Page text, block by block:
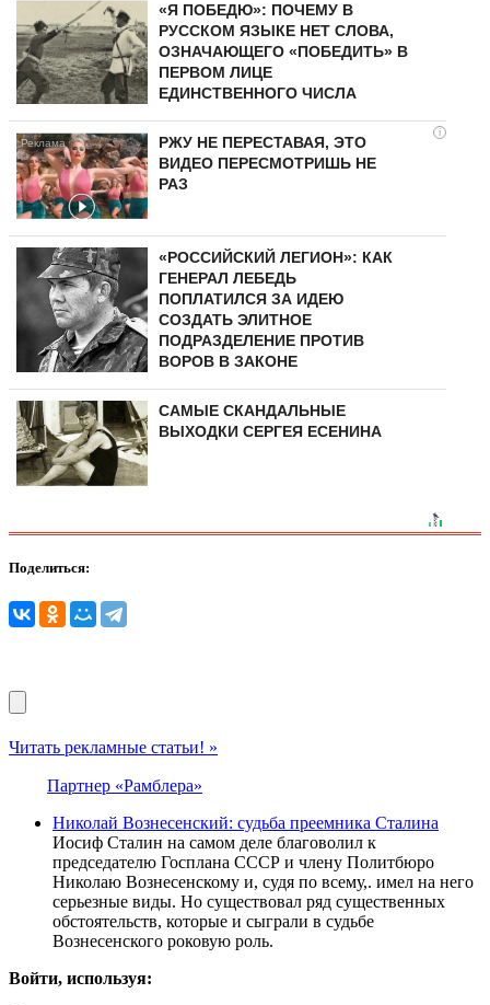
«Я ПОБЕДЮ»: ПОЧЕМУ В
РУССКОМ ЯЗЫКЕ НЕТ СЛОВА,
ОЗНАЧАЮЩЕГО «ПОБЕДИТЬ» В
ПЕРВОМ ЛИЦЕ
ЕДИНСТВЕННОГО ЧИСЛА
i
РЖУ НЕ ПЕРЕСТАВАЯ, ЭТО
ВИДЕО ПЕРЕСМОТРИШЬ НЕ
РАЗ
«РОССИЙСКИЙ ЛЕГИОН»: КАК
ГЕНЕРАЛ ЛЕБЕДЬ
ПОПЛАТИЛСЯ ЗА ИДЕЮ
СОЗДАТЬ ЭЛИТНОЕ
ПОДРАЗДЕЛЕНИЕ ПРОТИВ
ВОРОВ В ЗАКОНЕ
САМЫЕ СКАНДАЛЬНЫЕ
ВЫХОДКИ СЕРГЕЯ ЕСЕНИНА
Поделиться:
Читать рекламные статьи! »
Партнер «Рамблера»
Николай Вознесенский: судьба преемника Сталина
Иосиф Сталин на самом деле благоволил к
председателю Госплана СССР и члену Политбюро
Николаю Вознесенскому и, судя по всему,. имел на него
серьезные виды. Но существовал ряд существенных
обстоятельств, которые и сыграли в судьбе
Вознесенского роковую роль.
Войти, используя: